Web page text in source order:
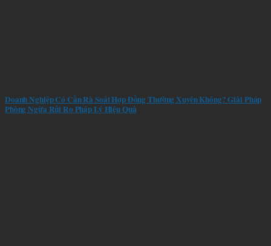
Doanh Nghiệp Có Cần Rà Soát Hợp Đồng Thường Xuyên Không? Giải Pháp
Phòng Ngừa Rủi Ro Pháp Lý Hiệu Quả